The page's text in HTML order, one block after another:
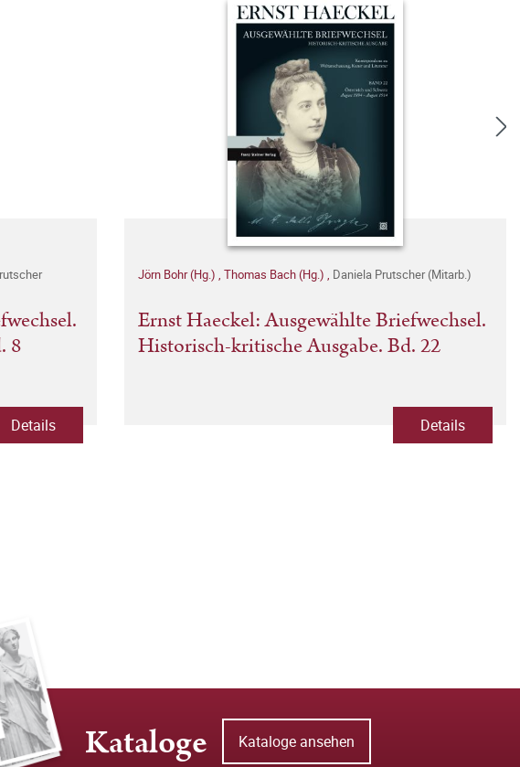
8
Details
Jörn Bohr (Hg.) , Thomas Bach (Hg.) , Daniela Prutscher (Mitarb.)
Ernst Haeckel: Ausgewählte Briefwechsel.
Historisch-kritische Ausgabe. Bd. 22
Details
Kataloge Kataloge ansehen